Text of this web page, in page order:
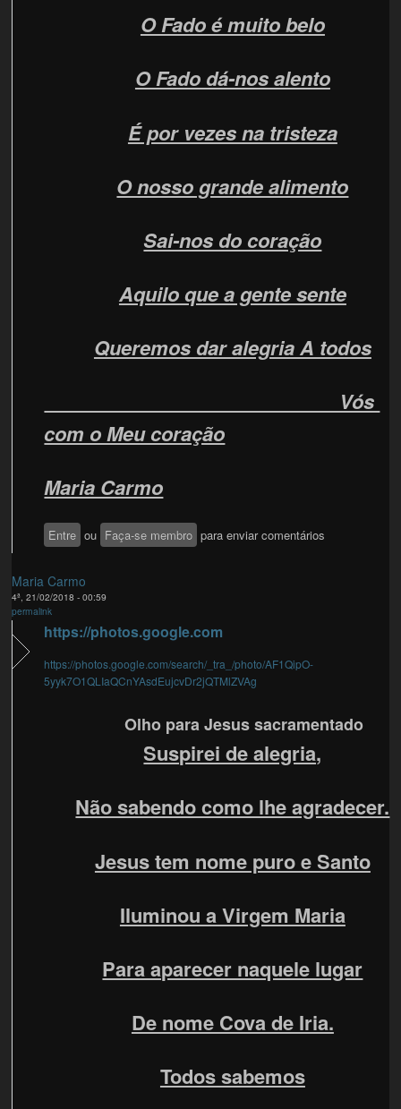
O Fado é muito belo
O Fado dá-nos alento
É por vezes na tristeza
O nosso grande alimento
Sai-nos do coração
Aquilo que a gente sente
Queremos dar alegria A todos
Vós
com o Meu coração
Maria Carmo
Entre ou Faça-se membro para enviar comentários
Maria Carmo
4ª, 21/02/2018 - 00:59
permalink
https://photos.google.com
https://photos.google.com/search/_tra_/photo/AF1QipO-
5yyk7O1QLIaQCnYAsdEujcvDr2jQTMlZVAg
Olho para Jesus sacramentado
Suspirei de alegria,
Não sabendo como lhe agradecer.
Jesus tem nome puro e Santo
Iluminou a Virgem Maria
Para aparecer naquele lugar
De nome Cova de Iria.
Todos sabemos